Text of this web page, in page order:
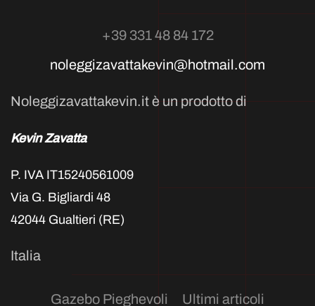
+39 331 48 84 172
noleggizavattakevin@hotmail.com
Noleggizavattakevin.it è un prodotto di
Kevin Zavatta
P. IVA IT15240561009
Via G. Bigliardi 48
42044 Gualtieri (RE)
Italia
Gazebo Pieghevoli Ultimi articoli